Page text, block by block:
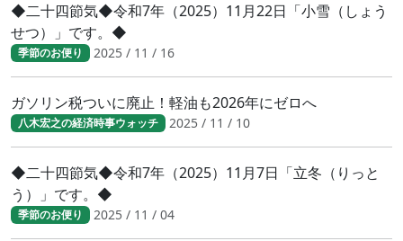
◆二十四節気◆令和7年（2025）11月22日「小雪（しょう
せつ）」です。◆
季節のお便り 2025 / 11 / 16
ガソリン税ついに廃止！軽油も2026年にゼロへ
八木宏之の経済時事ウォッチ 2025 / 11 / 10
◆二十四節気◆令和7年（2025）11月7日「立冬（りっと
う）」です。◆
季節のお便り 2025 / 11 / 04